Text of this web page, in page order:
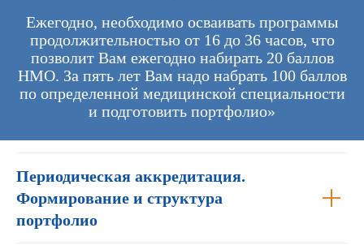
Ежегодно, необходимо осваивать программы
продолжительностью от 16 до 36 часов, что
позволит Вам ежегодно набирать 20 баллов
НМО. За пять лет Вам надо набрать 100 баллов
по определенной медицинской специальности
и подготовить портфолио»
Периодическая аккредитация.
Формирование и структура
портфолио